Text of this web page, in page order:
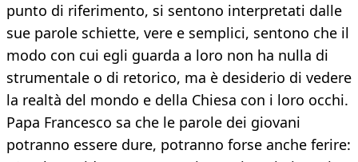
punto di riferimento, si sentono interpretati dalle
sue parole schiette, vere e semplici, sentono che il
modo con cui egli guarda a loro non ha nulla di
strumentale o di retorico, ma è desiderio di vedere
la realtà del mondo e della Chiesa con i loro occhi.
Papa Francesco sa che le parole dei giovani
potranno essere dure, potranno forse anche ferire: